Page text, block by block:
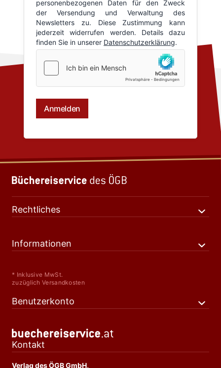
Rechtliches
Informationen
* Inklusive MwSt.
zuzüglich Versandkosten
Benutzerkonto
Kontakt
Verlag des ÖGB GmbH,